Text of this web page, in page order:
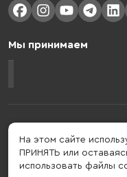
Мы принимаем
Gelius - украинский бренд,
умных гаджетов и
году. Gelius - это больше,
который об'єднує в собі
практичність.
На этом сайте
ПРИНЯТЬ или
использовать файлы